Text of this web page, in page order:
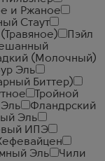
и Ржаное
Стаут
Пэйл
(Молочный)
Эль
Биттер)
Тройной
Фландрский
Эль
ИПЭ
Эль
Чили